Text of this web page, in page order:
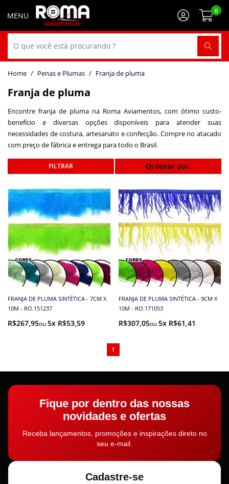
0
Penas e Plumas Franja de pluma
Franja de pluma
Encontre franja de pluma na Roma Aviamentos, com ótimo custo-
benefício e diversas opções disponíveis para atender suas
necessidades de costura, artesanato e confecção. Compre no atacado
com preço de fábrica e entrega para todo o Brasil.
Ordenar por:
FRANJA DE PLUMA SINTÉTICA - 7CM X
10M - RO.151237
R$267,95 5x R$53,59
FRANJA DE PLUMA SINTÉTICA - 9CM X
10M - RO.171053
R$307,05 5x R$61,41
1
Fique por dentro das nossas
novidades e ofertas
Receba lançamentos, promoções e inspirações direto no
seu e-mail.
Cadastre-se